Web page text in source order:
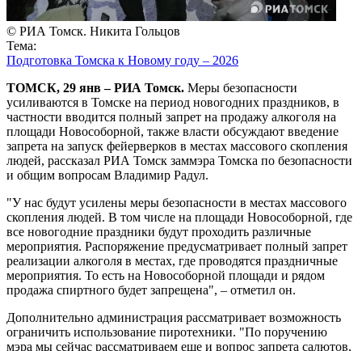
© РИА Томск. Никита Гольцов
Тема:
Подготовка Томска к Новому году – 2026
ТОМСК, 29 янв – РИА Томск. Меры безопасности
усиливаются в Томске на период новогодних праздников, в
частности вводится полный запрет на продажу алкоголя на
площади Новособорной, также власти обсуждают введение
запрета на запуск фейерверков в местах массового скопления
людей, рассказал РИА Томск заммэра Томска по безопасности
и общим вопросам Владимир Радул.
"У нас будут усилены меры безопасности в местах массового
скопления людей. В том числе на площади Новособорной, где
все новогодние праздники будут проходить различные
мероприятия. Распоряжение предусматривает полный запрет
реализации алкоголя в местах, где проводятся праздничные
мероприятия. То есть на Новособорной площади и рядом
продажа спиртного будет запрещена", – отметил он.
Дополнительно администрация рассматривает возможность
ограничить использование пиротехники. "По поручению
мэра мы сейчас рассматриваем еще и вопрос запрета салютов,